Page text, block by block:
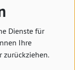
Dienste für
Ihre
zurückziehen.